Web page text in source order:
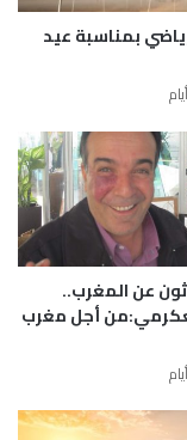
بمناسبة عيد
عن المغرب..
أجل مغرب